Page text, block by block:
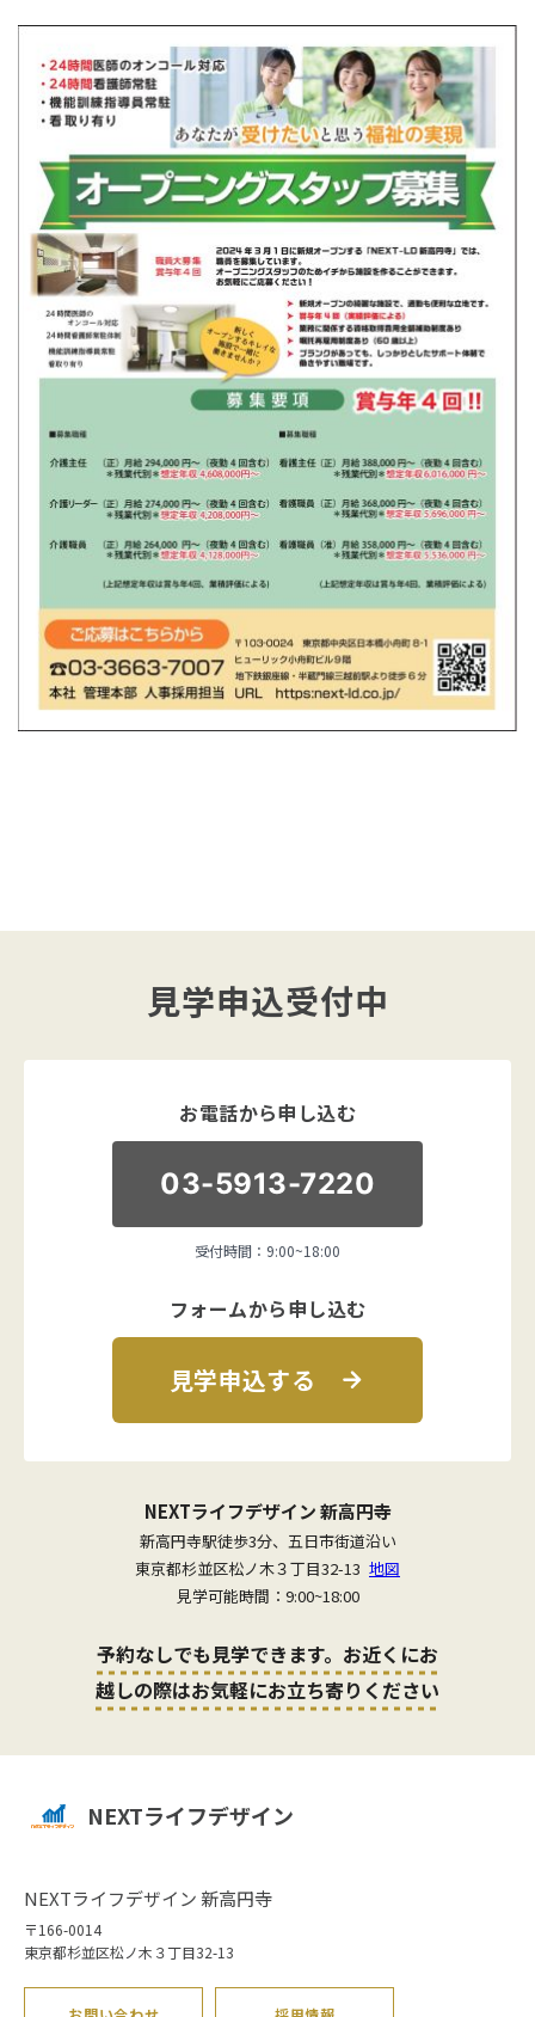
見学申込受付中
お電話から申し込む
03-5913-7220
受付時間：9:00~18:00
フォームから申し込む
見学申込する
NEXTライフデザイン 新高円寺
新高円寺駅徒歩3分、五日市街道沿い
東京都杉並区松ノ木３丁目32-13 地図
見学可能時間：9:00~18:00
予約なしでも見学できます。お近くにお
越しの際はお気軽にお立ち寄りください
NEXTライフデザイン
NEXTライフデザイン 新高円寺
〒166-0014
東京都杉並区松ノ木３丁目32-13